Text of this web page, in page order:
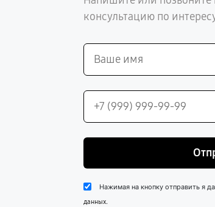
консультацию по
Нажимая на кнопку отправить я
данных.